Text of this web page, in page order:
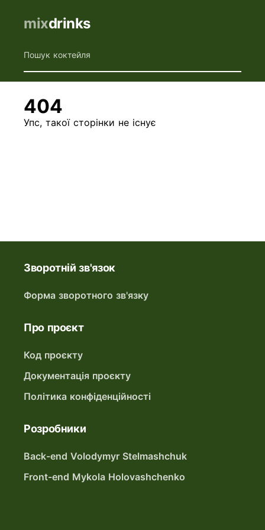
mixdrinks
Пошук коктейля
404
Упс, такої сторінки не існує
Зворотній зв'язок
Форма зворотного зв'язку
Про проєкт
Код проєкту
Документація проєкту
Політика конфіденційності
Розробники
Back-end Volodymyr Stelmashchuk
Front-end Mykola Holovashchenko